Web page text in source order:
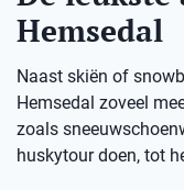
Hemsedal
Naast skiën of
Hemsedal zoveel
zoals
huskytour doen, tot